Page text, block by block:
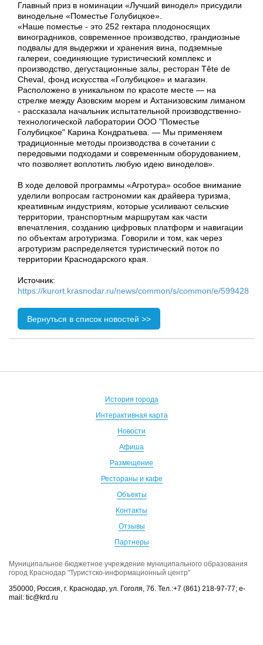
Главный приз в номинации «Лучший винодел» присудили
винодельне «Поместье Голубицкое».
«Наше поместье - это 252 гектара плодоносящих
виноградников, современное производство, грандиозные
подвалы для выдержки и хранения вина, подземные
галереи, соединяющие туристический комплекс и
производство, дегустационные залы, ресторан Tête de
Cheval, фонд искусства «Голубицкое» и магазин.
Расположено в уникальном по красоте месте — на
стрелке между Азовским морем и Ахтанизовским лиманом
- рассказала начальник испытательной производственно-
технологической лаборатории ООО "Поместье
Голубицкое" Карина Кондратьева. — Мы применяем
традиционные методы производства в сочетании с
передовыми подходами и современным оборудованием,
что позволяет воплотить любую идею виноделов».
В ходе деловой программы «Агротура» особое внимание
уделили вопросам гастрономии как драйвера туризма,
креативным индустриям, которые усиливают сельские
территории, транспортным маршрутам как части
впечатления, созданию цифровых платформ и навигации
по объектам агротуризма. Говорили и том, как через
агротуризм распределяется туристический поток по
территории Краснодарского края.
Источник:
https://kurort.krasnodar.ru/news/common/s/common/e/599428
Вернуться в список новостей >>
История города
Интерактивная карта
Новости
Афиша
Размещение
Рестораны и кафе
Объекты
Контакты
Отзывы
Партнеры
Муниципальное бюджетное учреждение муниципального образования
город Краснодар "Туристско-информационный центр"
350000, Россия, г. Краснодар, ул. Гоголя, 76. Тел.:+7 (861) 218-97-77; e-
mail: tic@krd.ru